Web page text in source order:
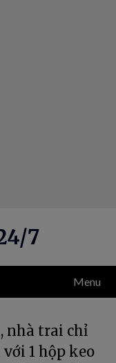
7
Menu
nhà trai chỉ
1 hộp keo